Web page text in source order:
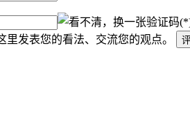
验证码
发表您的看法、交流您的观点。